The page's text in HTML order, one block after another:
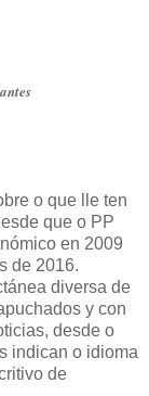
o que lle ten
que o PP
en 2009
de 2016.
diversa de
y con
desde o
indican o idioma
de